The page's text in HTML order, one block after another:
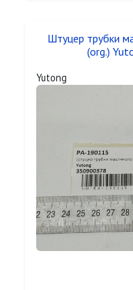
Штуцер трубки
(org.)
Yutong